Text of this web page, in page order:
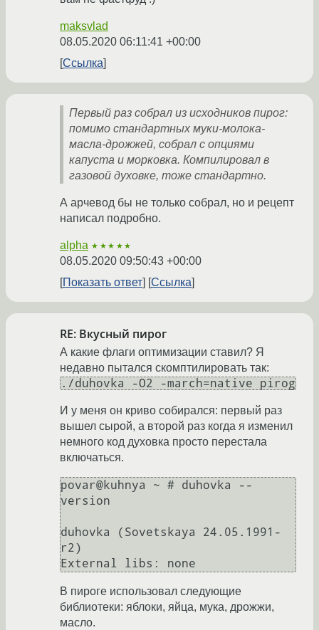
maksvlad
08.05.2020 06:11:41 +00:00
Ссылка
Первый раз собрал из исходников пирог:
помимо стандартных муки-молока-
масла-дрожжей, собрал с опциями
капуста и морковка. Компилировал в
газовой духовке, тоже стандартно.
А арчевод бы не только собрал, но и рецепт
написал подробно.
alpha ★★★★★
08.05.2020 09:50:43 +00:00
Показать ответ
Ссылка
RE: Вкусный пирог
А какие флаги оптимизации ставил? Я
недавно пытался скомптилировать так:
./duhovka -O2 -march=native pirog
И у меня он криво собирался: первый раз
вышел сырой, а второй раз когда я изменил
немного код духовка просто перестала
включаться.
povar@kuhnya ~ # duhovka --
version
duhovka (Sovetskaya 24.05.1991-
r2)
В пироге использовал следующие
библиотеки: яблоки, яйца, мука, дрожжи,
масло.